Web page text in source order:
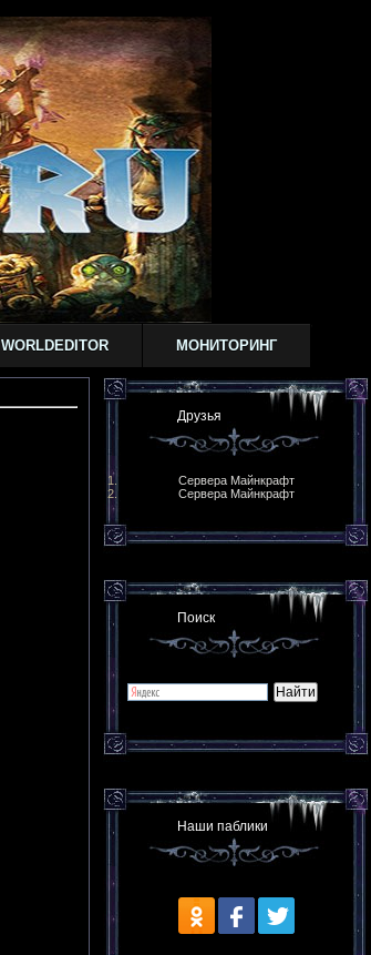
WORLDEDITOR МОНИТОРИНГ
Друзья
Сервера Майнкрафт
Сервера Майнкрафт
Поиск
Наши паблики